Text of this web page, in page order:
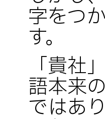
字をつ
す。
「貴社
語本来
ではあ